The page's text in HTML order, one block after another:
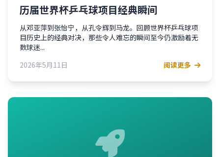
历届世界杯乒乓球项目经典瞬间
从邓亚萍到张怡宁，从孔令辉到马龙。回顾世界杯乒乓球项
目历史上的经典对决，那些令人难忘的瞬间至今仍激励着无
数球迷...
2026年5月11日
阅读更多